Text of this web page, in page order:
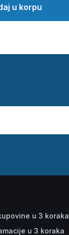
u korpu
u 3 koraka
u 3 koraka